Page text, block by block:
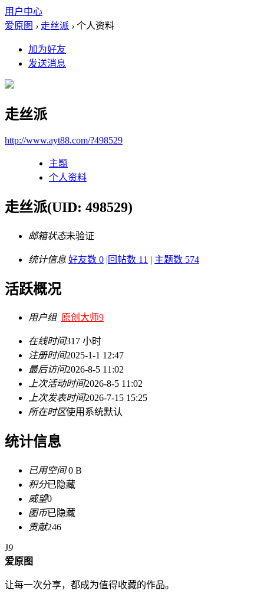
用户中心
爱原图 › 走丝派 › 个人资料
加为好友
发送消息
走丝派
http://www.ayt88.com/?498529
主题
个人资料
走丝派(UID: 498529)
邮箱状态未验证
统计信息 好友数 0 |回帖数 11 | 主题数 574
活跃概况
用户组 原创大师9
在线时间317 小时
注册时间2025-1-1 12:47
最后访问2026-8-5 11:02
上次活动时间2026-8-5 11:02
上次发表时间2026-7-15 15:25
所在时区使用系统默认
统计信息
已用空间0 B
积分已隐藏
威望0
图币已隐藏
贡献246
J9
爱原图
让每一次分享，都成为值得收藏的作品。